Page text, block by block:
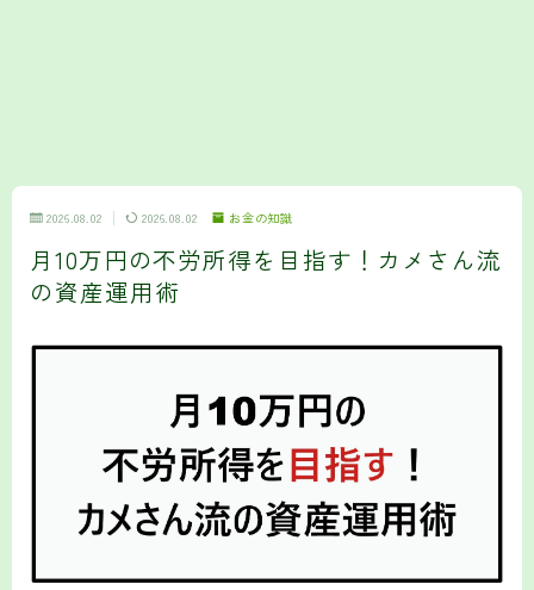
2026.08.02 2026.08.02 お金の知識
月10万円の不労所得を目指す！カメさん流
の資産運用術